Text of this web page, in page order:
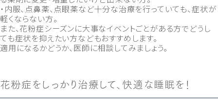
・内服、点鼻薬、点眼薬など十分な治療を行っていても、症状が
軽くならない方。
また、花粉症シーズンに大事なイベントごとがある方でどうし
ても症状を抑えたい方などもおすすめします。
適用になるかどうか、医師に相談してみましょう。
花粉症をしっかり治療して、快適な睡眠を！